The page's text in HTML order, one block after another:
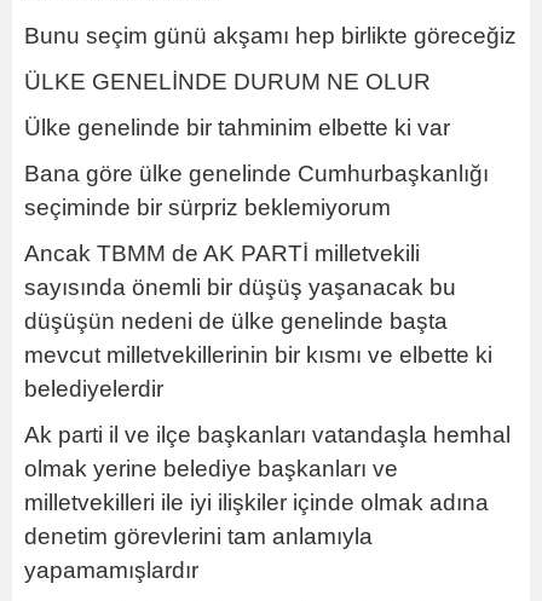
Bunu seçim günü akşamı hep birlikte göreceğiz
ÜLKE GENELİNDE DURUM NE OLUR
Ülke genelinde bir tahminim elbette ki var
Bana göre ülke genelinde Cumhurbaşkanlığı
seçiminde bir sürpriz beklemiyorum
Ancak TBMM de AK PARTİ milletvekili
sayısında önemli bir düşüş yaşanacak bu
düşüşün nedeni de ülke genelinde başta
mevcut milletvekillerinin bir kısmı ve elbette ki
belediyelerdir
Ak parti il ve ilçe başkanları vatandaşla hemhal
olmak yerine belediye başkanları ve
milletvekilleri ile iyi ilişkiler içinde olmak adına
denetim görevlerini tam anlamıyla
yapamamışlardır